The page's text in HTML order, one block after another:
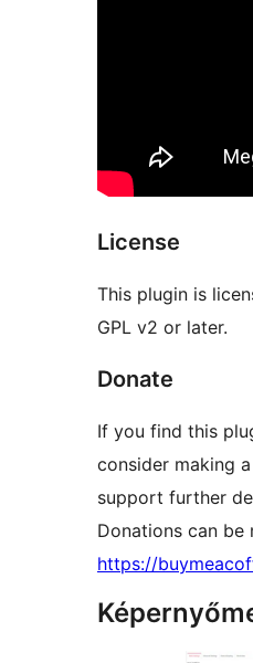
License
This plugin is
GPL v2 or later.
Donate
If you find this
consider making
support further
Donations can be
https://